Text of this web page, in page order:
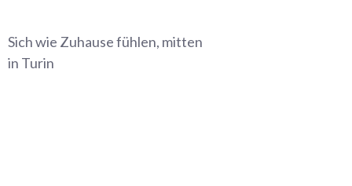
Sich wie Zuhause fühlen, mitten
in Turin